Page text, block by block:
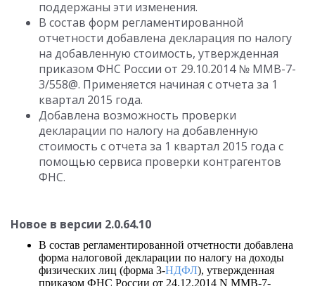
поддержаны эти изменения.
В состав форм регламентированной
отчетности добавлена декларация по налогу
на добавленную стоимость, утвержденная
приказом ФНС России от 29.10.2014 № ММВ-7-
3/558@. Применяется начиная с отчета за 1
квартал 2015 года.
Добавлена возможность проверки
декларации по налогу на добавленную
стоимость с отчета за 1 квартал 2015 года с
помощью сервиса проверки контрагентов
ФНС.
Новое в версии 2.0.64.10
В состав регламентированной отчетности добавлена
форма налоговой декларации по налогу на доходы
физических лиц (форма 3-НДФЛ), утвержденная
приказом ФНС России от 24.12.2014 N ММВ-7-